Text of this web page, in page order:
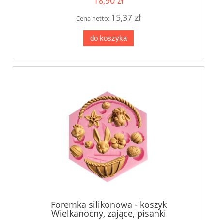
Cena netto: 15,37 zł
do koszyka
Foremka silikonowa - koszyk
Wielkanocny, zające, pisanki